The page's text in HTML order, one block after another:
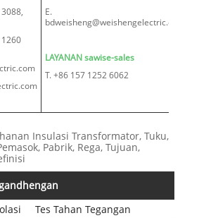
E.
bdweisheng@weishengelectric.com
LAYANAN sawise-sales
T. +86 157 1252 6062
Insulasi Transformator, Tuku,
Pabrik, Rega, Tujuan,
Tes Tahan Tegangan